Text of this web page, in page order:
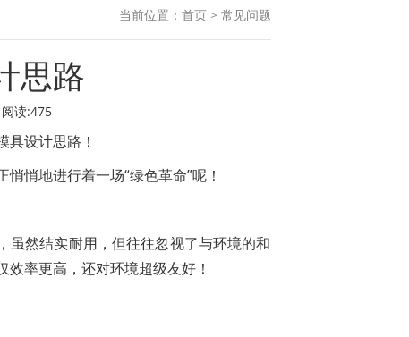
当前位置： 首页> 常见问题
思路
阅读:475
设计思路！
悄地进行着一场“绿色革命”呢！
虽然结实耐用，但往往忽视了与环境的和
率更高，还对环境超级友好！